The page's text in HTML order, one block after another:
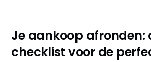
Je aankoop afronden:
checklist voor de